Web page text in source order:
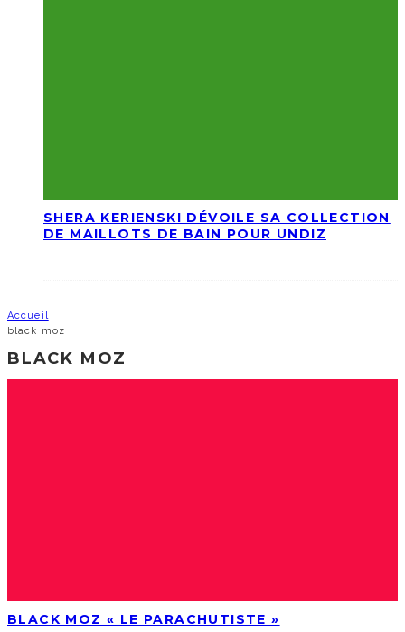
SHERA KERIENSKI DÉVOILE SA COLLECTION
DE MAILLOTS DE BAIN POUR UNDIZ
Accueil
black moz
BLACK MOZ
BLACK MOZ « LE PARACHUTISTE »